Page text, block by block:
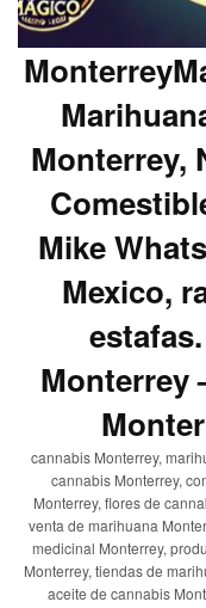
Monterrey,
Mike
Mexico,
Monterrey
cannabis Monterrey,
cannabis Monterrey,
Monterrey, flores de
venta de marihuana
medicinal Monterrey,
Monterrey, tiendas de
aceite de cannabis